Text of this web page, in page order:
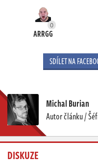
0
ARRGG
SDÍLET NA
Michal Burian
Autor článku /
DISKUZE